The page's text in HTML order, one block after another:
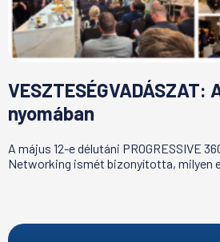
nyomában
A május 12-e délutáni PROGRESSIVE
Networking ismét bizonyította, milyen